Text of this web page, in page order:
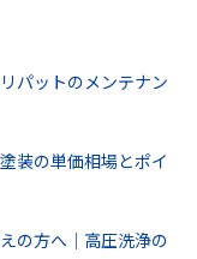
パットのメンテナン
装の単価相場とポイ
の方へ｜高圧洗浄の